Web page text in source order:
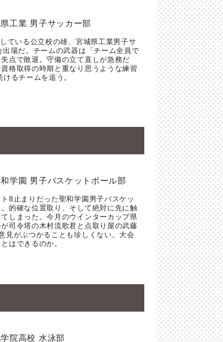
工業 男子サッカー部
ている公立校の雄、宮城県工業男子サ
場だ。チームの武器は「チーム全員で
点で敗退。守備の立て直しが急務だ
格取得の時期と重なり思うような練習
るチームを追う。
学園 男子バスケットボール部
8止まりだった聖和学園男子バスケッ
的確な位置取り、そして絶対に先に触
しまった。今月のウインターカップ県
司令塔の木村流歌君と点取り屋の武藤
見がぶつかることも珍しくない。大会
はできるのか。
院高校 水泳部